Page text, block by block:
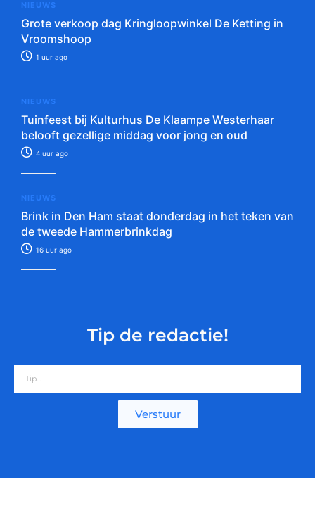
NIEUWS
Grote verkoop dag Kringloopwinkel De Ketting in
Vroomshoop
1 uur ago
NIEUWS
Tuinfeest bij Kulturhus De Klaampe Westerhaar
belooft gezellige middag voor jong en oud
4 uur ago
NIEUWS
Brink in Den Ham staat donderdag in het teken van
de tweede Hammerbrinkdag
16 uur ago
Tip de redactie!
Verstuur